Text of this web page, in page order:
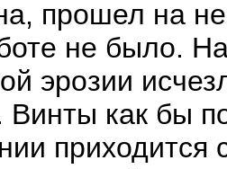
прошел на
не было.
эрозии
Винты как бы
приходится